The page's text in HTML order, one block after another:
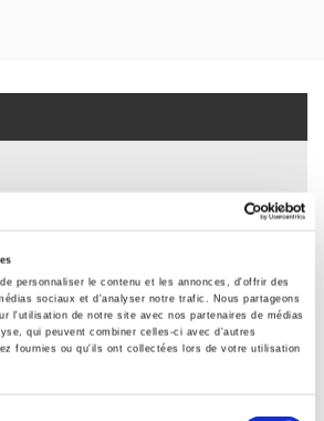
personnaliser le contenu et les annonces, d'offrir des
sociaux et d'analyser notre trafic. Nous partageons
l'utilisation de notre site avec nos partenaires de médias
qui peuvent combiner celles-ci avec d'autres
fournies ou qu'ils ont collectées lors de votre utilisation